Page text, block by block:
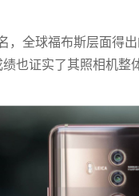
，全球福布斯层面得
也证实了其照相机整